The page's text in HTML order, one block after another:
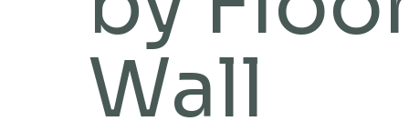
Wall